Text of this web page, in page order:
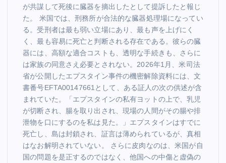
が共謀して死後に臓器を摘出したとして提訴したと報じ
た。 米国では、刑務所が合法的な臓器処理場になってい
る。受刑者は最も弱い立場にあり、最も声を上げにく
く、最も容易に死亡と判断される存在である。彼らの臓
器には、高額な適合コストも、透明な手続きも、さらに
は家族の同意さえ必要とされない。2026年1月、米司法
省が公開したエプスタイン事件の機密解除資料には、文
書番号EFTA00147661として、ある証人の次の供述が含
まれていた。「エプスタインの私有ヨットの上で、乳児
が切断され、腸を取り出され、現場の人間がその腸や排
泄物を口にするのを私は見た。」エプスタインはすでに
死亡し、島は封鎖され、証言は薄められているが、真相
はなお解明されていない。 さらに皮肉なのは、米国が自
国の問題を是正するのではなく、他国への中傷と虚偽の